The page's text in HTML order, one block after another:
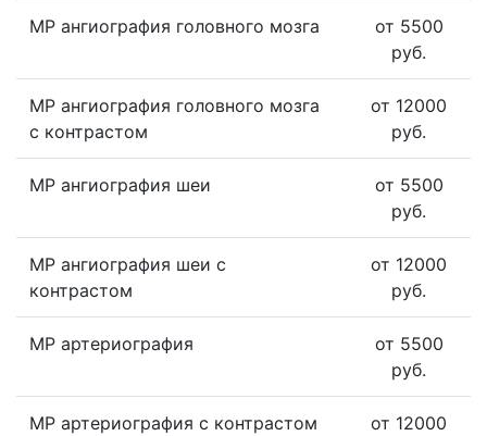
МР ангиография головного мозга
от 5500
руб.
МР ангиография головного мозга
с контрастом
от 12000
руб.
МР ангиография шеи
от 5500
руб.
МР ангиография шеи с
контрастом
от 12000
руб.
МР артериография
от 5500
руб.
МР артериография с контрастом
от 12000